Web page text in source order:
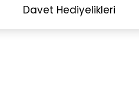
Davet Hediyelikleri